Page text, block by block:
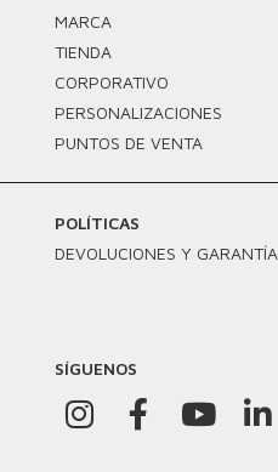
MARCA
TIENDA
CORPORATIVO
PERSONALIZACIONES
PUNTOS DE VENTA
POLÍTICAS
DEVOLUCIONES Y GARANTÍA
SÍGUENOS